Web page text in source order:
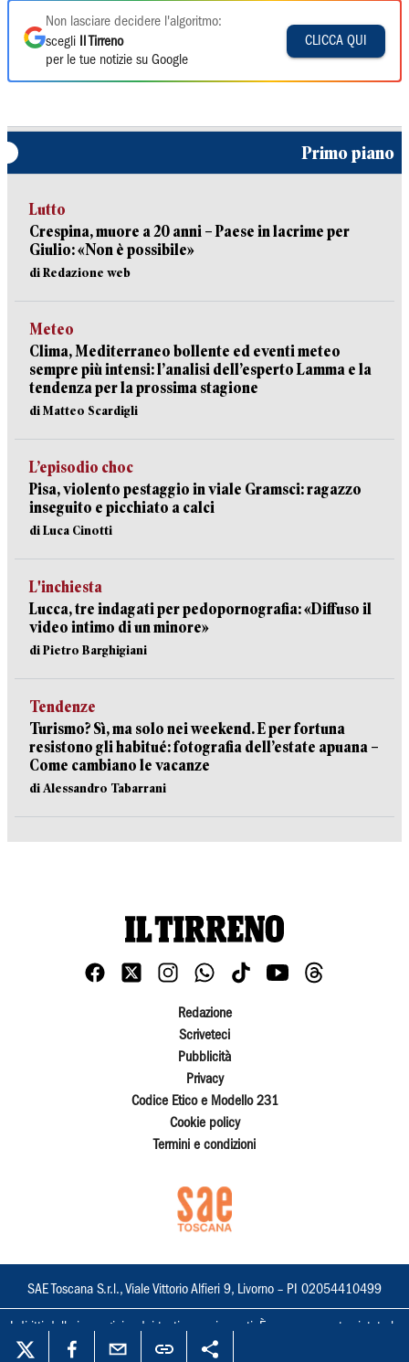
Non lasciare decidere l'algoritmo:
scegli
Il Tirreno
per le tue notizie su Google
CLICCA QUI
Primo piano
Lutto
Crespina, muore a 20 anni – Paese in lacrime per
Giulio: «Non è possibile»
di Redazione web
Meteo
Clima, Mediterraneo bollente ed eventi meteo
sempre più intensi: l’analisi dell’esperto Lamma e la
tendenza per la prossima stagione
di Matteo Scardigli
L’episodio choc
Pisa, violento pestaggio in viale Gramsci: ragazzo
inseguito e picchiato a calci
di Luca Cinotti
L'inchiesta
Lucca, tre indagati per pedopornografia: «Diffuso il
video intimo di un minore»
di Pietro Barghigiani
Tendenze
Turismo? Sì, ma solo nei weekend. E per fortuna
resistono gli habitué: fotografia dell’estate apuana –
Come cambiano le vacanze
di Alessandro Tabarrani
Redazione
Scriveteci
Pubblicità
Privacy
Codice Etico e Modello 231
Cookie policy
Termini e condizioni
SAE Toscana S.r.l., Viale Vittorio Alfieri 9, Livorno – PI 02054410499
I diritti delle immagini e dei testi sono riservati. È espressamente vietata la
loro riproduzione con qualsiasi mezzo e l'adattamento totale o parziale.